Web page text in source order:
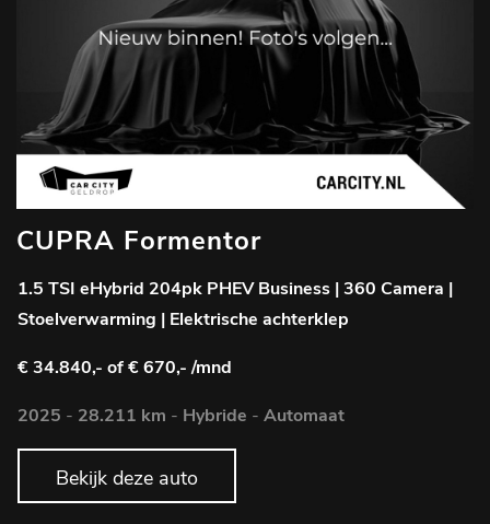
CUPRA Formentor
1.5 TSI eHybrid 204pk PHEV Business | 360 Camera |
Stoelverwarming | Elektrische achterklep
€ 34.840,- of € 670,- /mnd
2025 - 28.211 km - Hybride - Automaat
Bekijk deze auto